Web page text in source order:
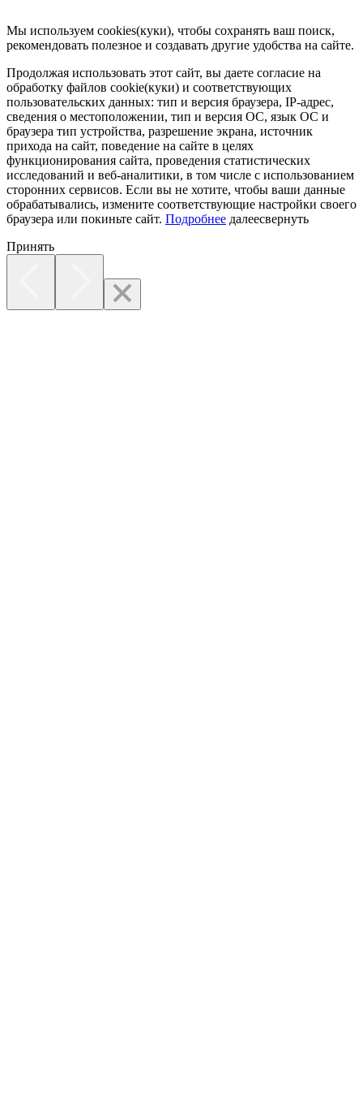
Мы используем cookies(куки), чтобы сохранять ваш поиск,
рекомендовать полезное и создавать другие удобства на сайте.
Продолжая использовать этот сайт, вы даете согласие на
обработку файлов cookie(куки) и соответствующих
пользовательских данных: тип и версия браузера, IP-адрес,
сведения о местоположении, тип и версия ОС, язык ОС и
браузера тип устройства, разрешение экрана, источник
прихода на сайт, поведение на сайте в целях
функционирования сайта, проведения статистических
исследований и веб-аналитики, в том числе с использованием
сторонних сервисов. Если вы не хотите, чтобы ваши данные
обрабатывались, измените соответствующие настройки своего
браузера или покиньте сайт. Подробнее далеесвернуть
Принять